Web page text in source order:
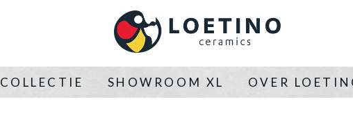
COLLECTIE SHOWROOM XL OVER